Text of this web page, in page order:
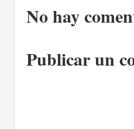
No hay
Publicar un